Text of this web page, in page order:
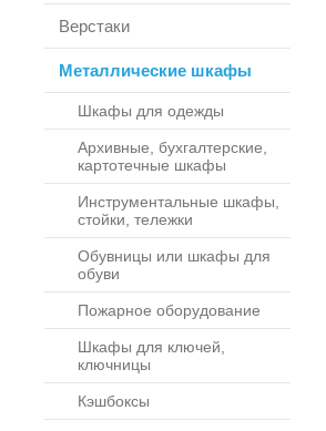
Верстаки
Металлические шкафы
Шкафы для одежды
Архивные, бухгалтерские,
картотечные шкафы
Инструментальные шкафы,
стойки, тележки
Обувницы или шкафы для
обуви
Пожарное оборудование
Шкафы для ключей,
ключницы
Кэшбоксы